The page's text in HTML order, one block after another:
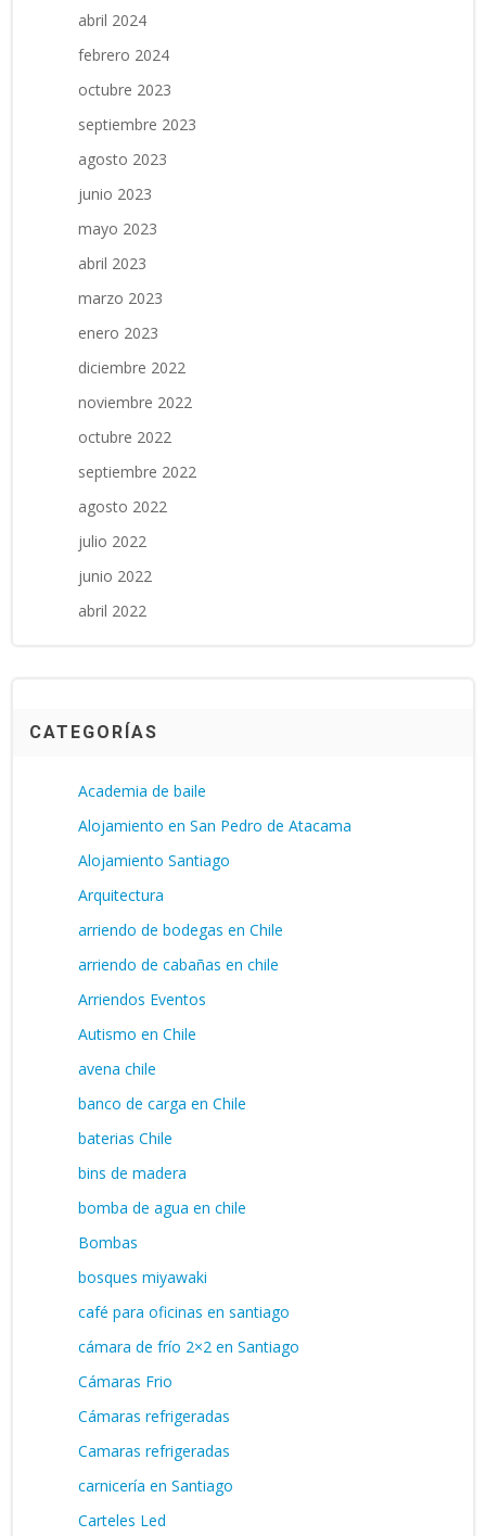
abril 2024
febrero 2024
octubre 2023
septiembre 2023
agosto 2023
junio 2023
mayo 2023
abril 2023
marzo 2023
enero 2023
diciembre 2022
noviembre 2022
octubre 2022
septiembre 2022
agosto 2022
julio 2022
junio 2022
abril 2022
CATEGORÍAS
Academia de baile
Alojamiento en San Pedro de Atacama
Alojamiento Santiago
Arquitectura
arriendo de bodegas en Chile
arriendo de cabañas en chile
Arriendos Eventos
Autismo en Chile
avena chile
banco de carga en Chile
baterias Chile
bins de madera
bomba de agua en chile
Bombas
bosques miyawaki
café para oficinas en santiago
cámara de frío 2×2 en Santiago
Cámaras Frio
Cámaras refrigeradas
Camaras refrigeradas
carnicería en Santiago
Carteles Led